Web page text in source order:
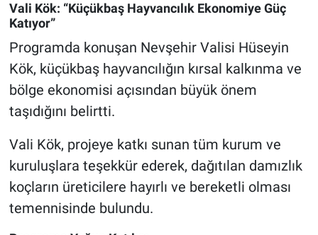
Vali Kök: “Küçükbaş Hayvancılık Ekonomiye Güç
Katıyor”
Programda konuşan Nevşehir Valisi Hüseyin
Kök, küçükbaş hayvancılığın kırsal kalkınma ve
bölge ekonomisi açısından büyük önem
taşıdığını belirtti.
Vali Kök, projeye katkı sunan tüm kurum ve
kuruluşlara teşekkür ederek, dağıtılan damızlık
koçların üreticilere hayırlı ve bereketli olması
temennisinde bulundu.